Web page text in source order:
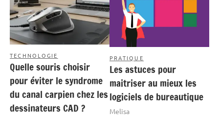
TECHNOLOGIE
Quelle souris choisir
pour éviter le syndrome
du canal carpien chez les
dessinateurs CAD ?
PRATIQUE
Les astuces pour
maitriser au mieux les
logiciels de bureautique
Melisa